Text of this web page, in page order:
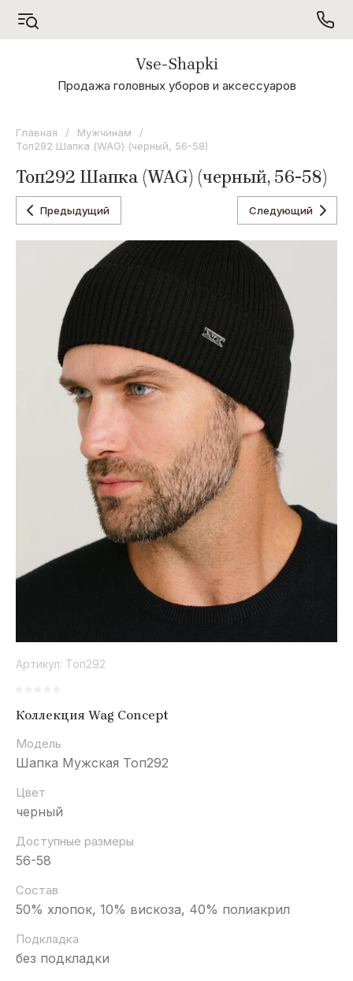
А - Я
Odyssey
Oxygon
Коллекция
Flamenco
Коллекция
Коллекция
Dispacci
Коллекция
Wag
Concept
Коллекция
Paola
Belleza
Vse-Shapki
Продажа головных уборов и аксессуаров
Главная / Мужчинам
/
Топ292 Шапка (WAG) (черный, 56-58)
Топ292 Шапка (WAG) (черный, 56-58)
Предыдущий Следующий
Артикул: Топ292
Коллекция Wag Concept
Модель
Шапка Мужская Топ292
Цвет
черный
Доступные размеры
56-58
Состав
50% хлопок, 10% вискоза, 40% полиакрил
Подкладка
без подкладки